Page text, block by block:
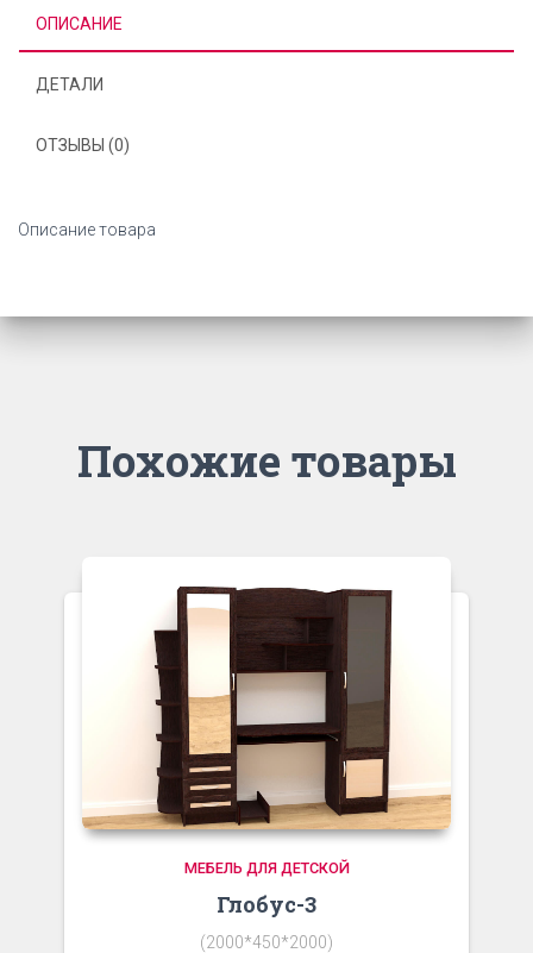
ОПИСАНИЕ
ДЕТАЛИ
ОТЗЫВЫ (0)
Описание товара
Похожие товары
МЕБЕЛЬ ДЛЯ ДЕТСКОЙ
Глобус-3
(2000*450*2000)